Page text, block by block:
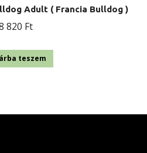
Adult ( Francia Bulldog )
820 Ft
teszem